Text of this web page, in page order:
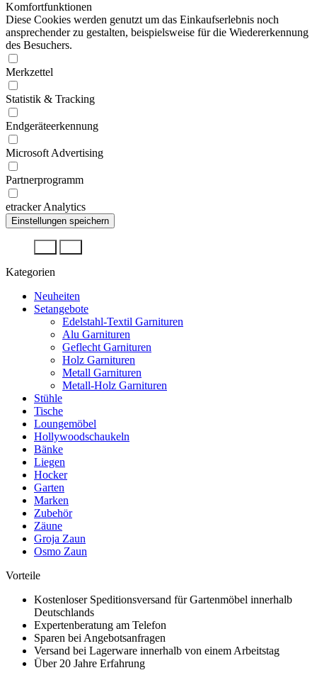
Komfortfunktionen
Diese Cookies werden genutzt um das Einkaufserlebnis noch
ansprechender zu gestalten, beispielsweise für die Wiedererkennung
des Besuchers.
Merkzettel
Statistik & Tracking
Endgeräteerkennung
Microsoft Advertising
Partnerprogramm
etracker Analytics
Kategorien
Neuheiten
Setangebote
Edelstahl-Textil Garnituren
Alu Garnituren
Geflecht Garnituren
Holz Garnituren
Metall Garnituren
Metall-Holz Garnituren
Stühle
Tische
Loungemöbel
Hollywoodschaukeln
Bänke
Liegen
Hocker
Garten
Marken
Zubehör
Zäune
Groja Zaun
Osmo Zaun
Vorteile
Kostenloser Speditionsversand für Gartenmöbel innerhalb
Deutschlands
Expertenberatung am Telefon
Sparen bei Angebotsanfragen
Versand bei Lagerware innerhalb von einem Arbeitstag
Über 20 Jahre Erfahrung